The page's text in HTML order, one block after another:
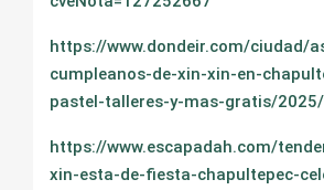
https://www.dondeir.com/ciudad/
cumpleanos-de-xin-xin-en-
pastel-talleres-y-mas-gratis/
https://www.escapadah.com/
xin-esta-de-fiesta-chapultepec-